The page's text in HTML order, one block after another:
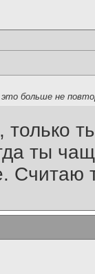
это больше не
ты
Считаю